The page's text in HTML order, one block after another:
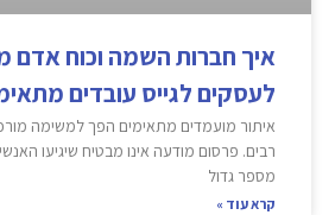
איך חברות השמה וכוח אדם
לעסקים לגייס עובדים
איתור מועמדים מתאימים הפך למשימה
רבים. פרסום מודעה אינו מבטיח שיגיעו
מספר גדול
קרא עוד »